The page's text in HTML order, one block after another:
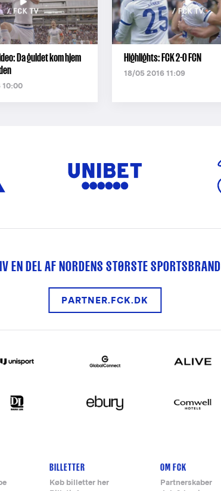
Da guldet kom hjem
10:00
Highlights: FCK 2-0 FCN
18/05 2016 11:09
EN DEL AF NORDENS STØRSTE SPORTSBRAND
PARTNER.FCK.DK
BILLETTER
Køb billetter her
OM FCK
Partnerskaber